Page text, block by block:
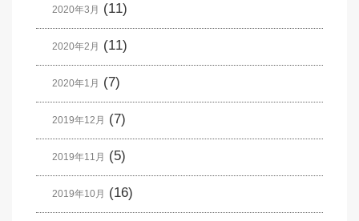
2020年3月 (11)
2020年2月 (11)
2020年1月 (7)
2019年12月 (7)
2019年11月 (5)
2019年10月 (16)